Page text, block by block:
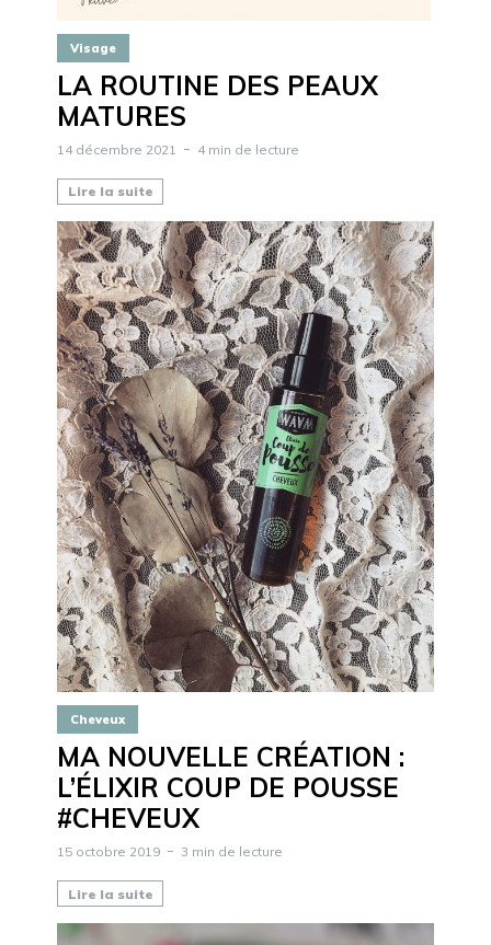
Visage
LA ROUTINE DES PEAUX
MATURES
14 décembre 2021 4 min de lecture
Lire la suite
Cheveux
MA NOUVELLE CRÉATION :
L’ÉLIXIR COUP DE POUSSE
#CHEVEUX
15 octobre 2019 3 min de lecture
Lire la suite